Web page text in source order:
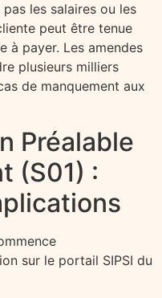
pas les salaires ou les
peut être tenue
à payer. Les amendes
plusieurs milliers
de manquement aux
Préalable
(S01) :
sur le portail SIPSI du